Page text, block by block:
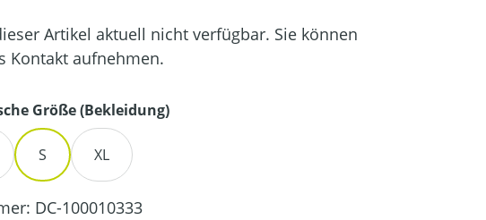
Artikel aktuell nicht verfügbar. Sie können
Kontakt aufnehmen.
Größe (Bekleidung)auswählen
S XL
DC-100010333